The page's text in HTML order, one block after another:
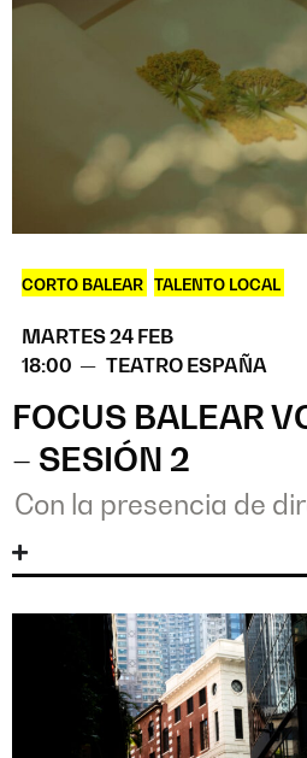
CORTO BALEAR TALENTO LOCAL
MARTES 24 FEB
18:00 — TEATRO ESPAÑA
FOCUS BALEAR
– SESIÓN 2
Con la presencia de